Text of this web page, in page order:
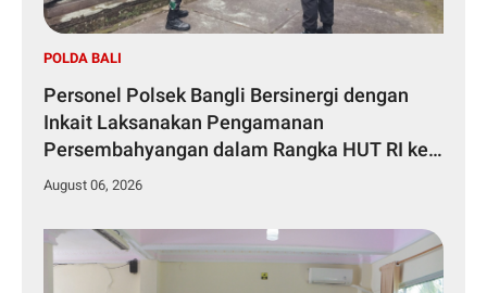
POLDA BALI
Personel Polsek Bangli Bersinergi dengan
Inkait Laksanakan Pengamanan
Persembahyangan dalam Rangka HUT RI ke-
81 Tahun 2026
August 06, 2026